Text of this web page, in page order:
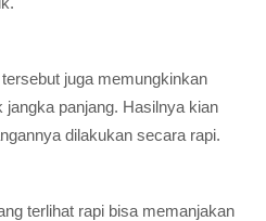
juga memungkinkan
jangka panjang. Hasilnya kian
dilakukan secara rapi.
terlihat rapi bisa memanjakan